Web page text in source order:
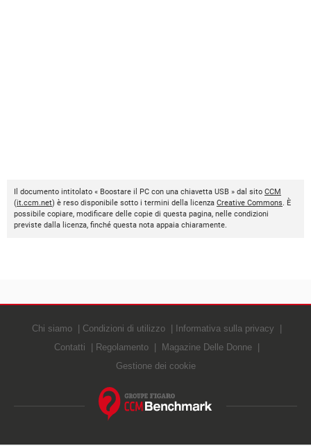
Il documento intitolato « Boostare il PC con una chiavetta USB » dal sito CCM
(it.ccm.net) è reso disponibile sotto i termini della licenza Creative Commons. È
possibile copiare, modificare delle copie di questa pagina, nelle condizioni
previste dalla licenza, finché questa nota appaia chiaramente.
Chi siamo Condizioni di utilizzo
Informativa sulla privacy
Contatti
Regolamento
Magazine Delle Donne
Gestione dei cookie